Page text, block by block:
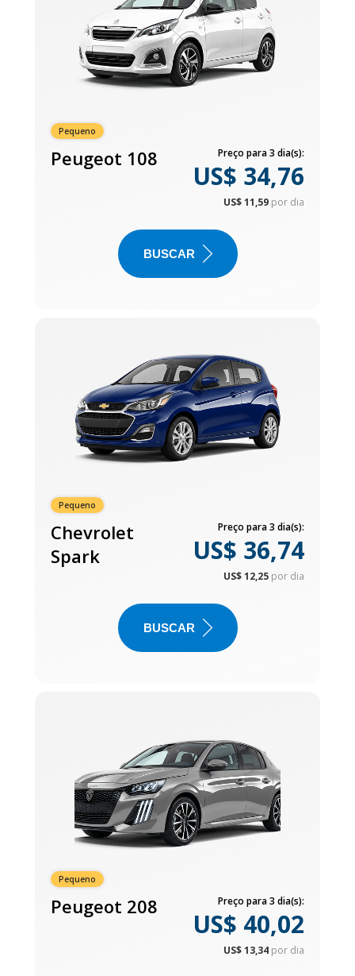
Pequeno
Peugeot 108 Preço para 3 dia(s):
US$ 34,76
US$ 11,59 por dia
BUSCAR
Pequeno
Chevrolet
Spark
Preço para 3 dia(s):
US$ 36,74
US$ 12,25 por dia
BUSCAR
Pequeno
Peugeot 208 Preço para 3 dia(s):
US$ 40,02
US$ 13,34 por dia